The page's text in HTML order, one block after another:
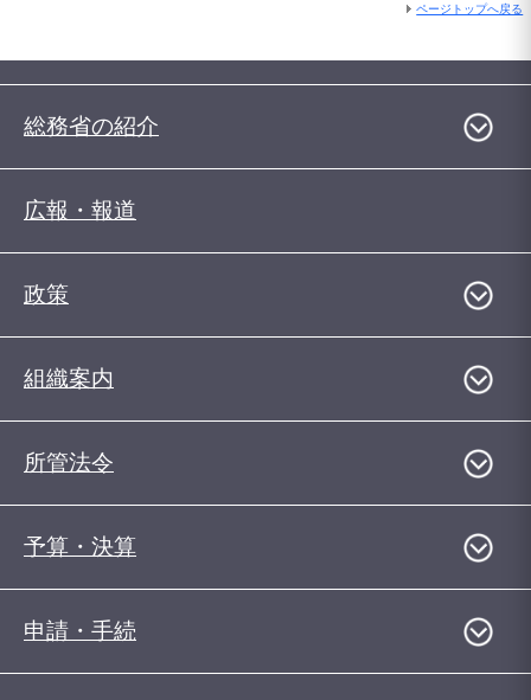
ページトップへ戻る
総務省の紹介
広報・報道
政策
組織案内
所管法令
予算・決算
申請・手続